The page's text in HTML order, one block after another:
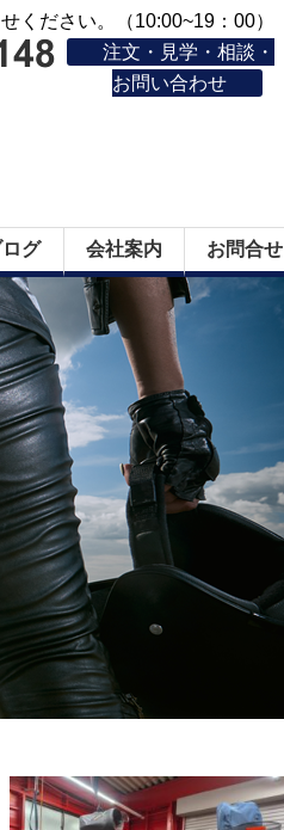
ください。（10:00~19：00）
注文・見学・相談・
お問い合わせ
グ 会社案内 お問合せ